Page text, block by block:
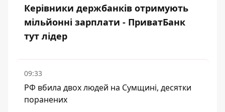
Керівники держбанків отримують
мільйонні зарплати - ПриватБанк
тут лідер
09:33
РФ вбила двох людей на Сумщині, десятки
поранених